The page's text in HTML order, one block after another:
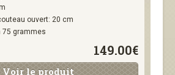
ouvert: 20 cm
75 grammes
149.00€
Voir le produit